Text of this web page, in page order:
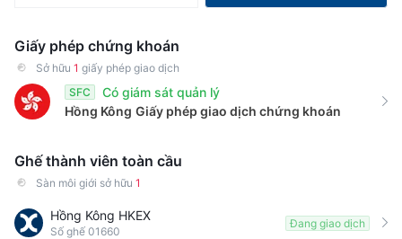
6
7
8
6
7
8
Giấy phép chứng khoán
Sở hữu 1 giấy phép giao dịch
SFC
Có giám sát quản lý
Hồng Kông Giấy phép giao dịch chứng khoán
Ghế thành viên toàn cầu
Sàn môi giới sở hữu 1
Hồng Kông HKEX
Số ghế 01660
Đang giao dịch